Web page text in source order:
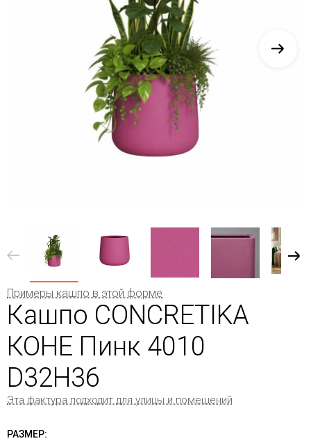
Примеры кашпо в этой форме
Кашпо CONCRETIKA
КОНЕ Пинк 4010
D32H36
Эта фактура подходит для улицы и помещений
РАЗМЕР: